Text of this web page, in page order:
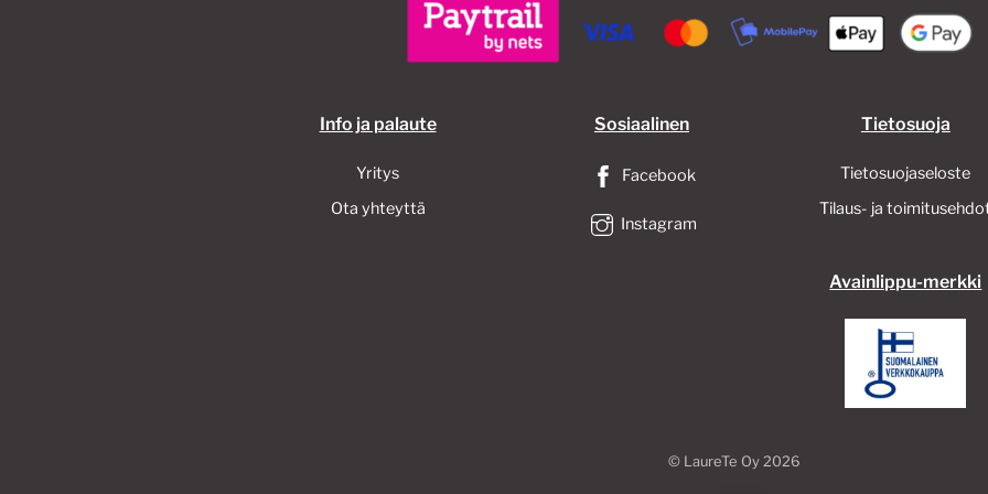
Info ja palaute
Yritys
Ota yhteyttä
Sosiaalinen
Facebook
Instagram
Tietosuoja
Tietosuojaseloste
Tilaus- ja
Avainlippu-merkki
© LaureTe Oy2026